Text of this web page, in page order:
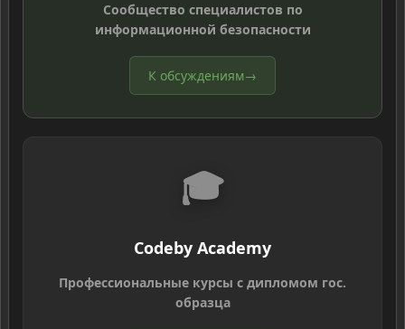
Сообщество специалистов по
информационной безопасности
К обсуждениям→
🎓
Codeby Academy
Профессиональные курсы с дипломом гос.
образца